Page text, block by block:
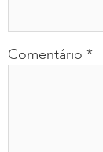
Comentário *